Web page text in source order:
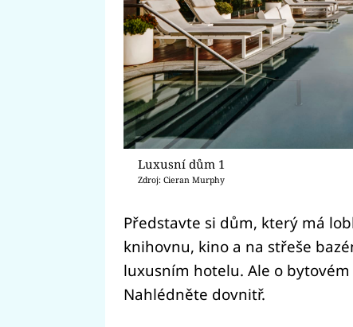
Luxusní dům 1
Zdroj: Cieran Murphy
Představte si dům, který má
knihovnu, kino a na střeše
luxusním hotelu. Ale o
Nahlédněte dovnitř.